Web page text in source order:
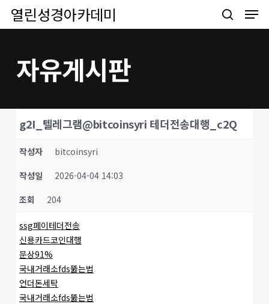
Skip열린성경아카데미
search
자유게시판
g2I_텔레그램@bitcoinsyri 테더전송대행_c2Q
작성자
bitcoinsyri
작성일
2026-04-04 14:03
조회
204
ssg페이테더전송
신용카드코인대행
문상91%
국내거래소fds뚫는법
언더돈세탁
국내거래소fds뚫는법